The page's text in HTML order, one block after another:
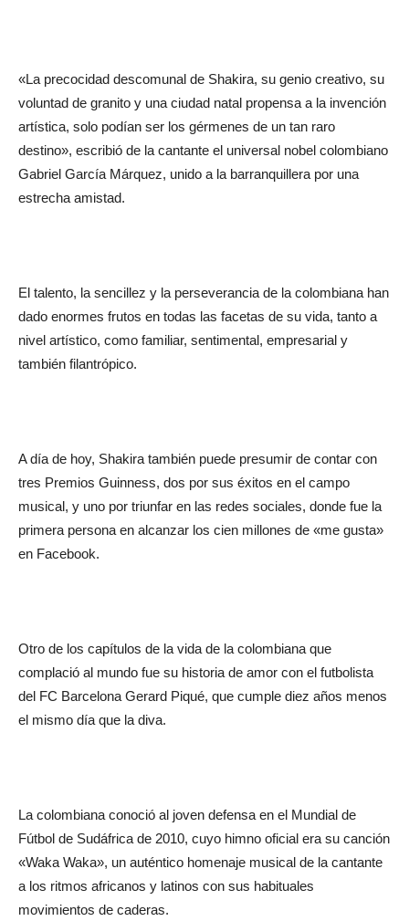
«La precocidad descomunal de Shakira, su genio creativo, su
voluntad de granito y una ciudad natal propensa a la invención
artística, solo podían ser los gérmenes de un tan raro
destino», escribió de la cantante el universal nobel colombiano
Gabriel García Márquez, unido a la barranquillera por una
estrecha amistad.
El talento, la sencillez y la perseverancia de la colombiana han
dado enormes frutos en todas las facetas de su vida, tanto a
nivel artístico, como familiar, sentimental, empresarial y
también filantrópico.
A día de hoy, Shakira también puede presumir de contar con
tres Premios Guinness, dos por sus éxitos en el campo
musical, y uno por triunfar en las redes sociales, donde fue la
primera persona en alcanzar los cien millones de «me gusta»
en Facebook.
Otro de los capítulos de la vida de la colombiana que
complació al mundo fue su historia de amor con el futbolista
del FC Barcelona Gerard Piqué, que cumple diez años menos
el mismo día que la diva.
La colombiana conoció al joven defensa en el Mundial de
Fútbol de Sudáfrica de 2010, cuyo himno oficial era su canción
«Waka Waka», un auténtico homenaje musical de la cantante
a los ritmos africanos y latinos con sus habituales
movimientos de caderas.